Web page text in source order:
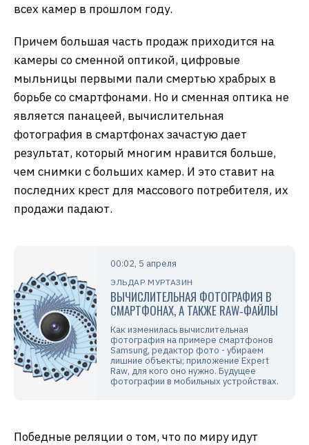
всех камер в прошлом году.
Причем большая часть продаж приходится на
камеры со сменной оптикой, цифровые
мыльницы первыми пали смертью храбрых в
борьбе со смартфонами. Но и сменная оптика не
является панацеей, вычислительная
фотография в смартфонах зачастую дает
результат, который многим нравится больше,
чем снимки с больших камер. И это ставит на
последних крест для массового потребителя, их
продажи падают.
00:02, 5 апреля
ЭЛЬДАР МУРТАЗИН
ВЫЧИСЛИТЕЛЬНАЯ ФОТОГРАФИЯ В
СМАРТФОНАХ, А ТАКЖЕ RAW‑ФАЙЛЫ
Как изменилась вычислительная
фотография на примере смартфонов
Samsung, редактор фото - убираем
лишние объекты; приложение Expert
Raw, для кого оно нужно. Будущее
фотографии в мобильных устройствах.
Победные реляции о том, что по миру идут